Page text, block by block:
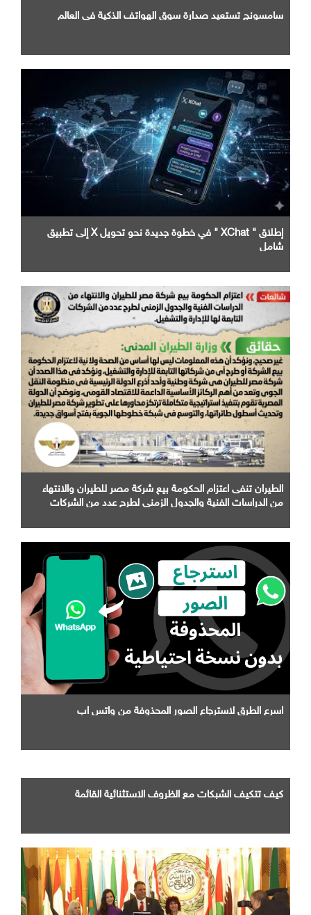
سامسونج تستعيد صدارة سوق الهواتف الذكية في العالم
إطلاق " XChat " في خطوة جديدة نحو تحويل X إلى تطبيق
شامل
الطيران تنفى اعتزام الحكومة بيع شركة مصر للطيران والانتهاء
من الدراسات الفنية والجدول الزمني لطرح عدد من الشركات
اسرع الطرق لاسترجاع الصور المحذوفة من واتس اب
كيف تتكيف الشبكات مع الظروف الاستثنائية القائمة